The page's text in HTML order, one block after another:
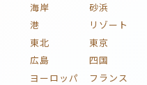
海岸
砂浜
港
リゾート
東北
東京
広島
四国
ヨーロッパ
フランス